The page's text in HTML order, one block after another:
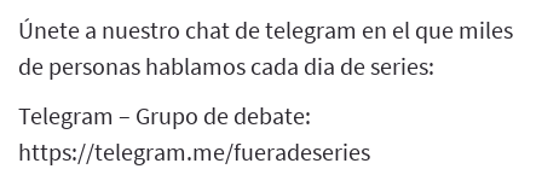
Únete a nuestro chat de telegram en el que miles
de personas hablamos cada dia de series:
Telegram – Grupo de debate:
https://telegram.me/fueradeseries